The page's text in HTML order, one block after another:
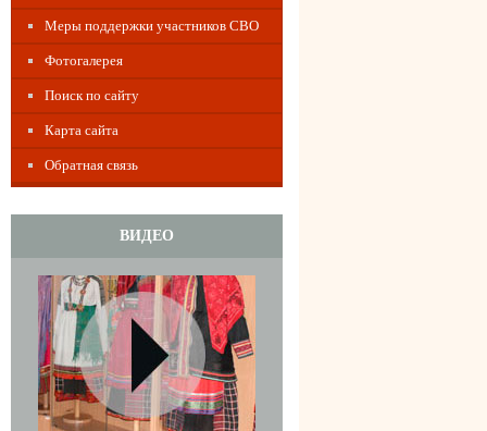
Меры поддержки участников СВО
Фотогалерея
Поиск по сайту
Карта сайта
Обратная связь
ВИДЕО